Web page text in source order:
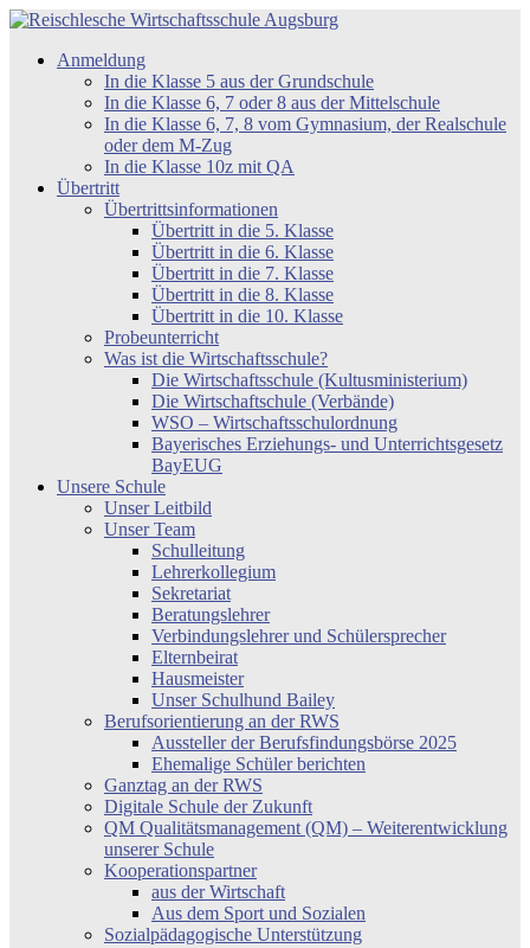
Zum
springen
Reischlesche
Wirtschaftsschule
Anmeldung
In die Klasse 5 aus der Grundschule
In die Klasse 6, 7 oder 8 aus der Mittelschule
In die Klasse 6, 7, 8 vom Gymnasium, der Realschule
oder dem M-Zug
In die Klasse 10z mit QA
Übertritt
Übertrittsinformationen
Übertritt in die 5. Klasse
Übertritt in die 6. Klasse
Übertritt in die 7. Klasse
Übertritt in die 8. Klasse
Übertritt in die 10. Klasse
Probeunterricht
Was ist die Wirtschaftsschule?
Die Wirtschaftsschule (Kultusministerium)
Die Wirtschaftschule (Verbände)
WSO – Wirtschaftsschulordnung
Bayerisches Erziehungs- und Unterrichtsgesetz
BayEUG
Unsere Schule
Unser Leitbild
Unser Team
Schulleitung
Lehrerkollegium
Sekretariat
Beratungslehrer
Verbindungslehrer und Schülersprecher
Elternbeirat
Hausmeister
Unser Schulhund Bailey
Berufsorientierung an der RWS
Aussteller der Berufsfindungsbörse 2025
Ehemalige Schüler berichten
Ganztag an der RWS
Digitale Schule der Zukunft
QM Qualitätsmanagement (QM) – Weiterentwicklung
unserer Schule
Kooperationspartner
aus der Wirtschaft
Aus dem Sport und Sozialen
Sozialpädagogische Unterstützung